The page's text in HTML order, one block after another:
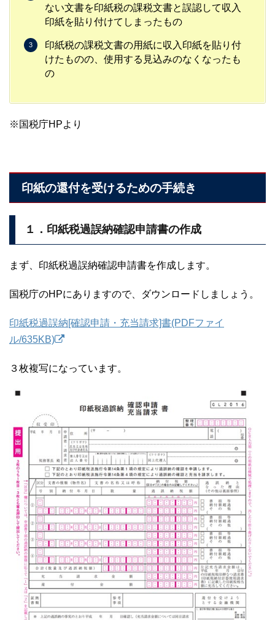
ない文書を印紙税の課税文書と誤認して収入
印紙を貼り付けてしまったもの
印紙税の課税文書の用紙に収入印紙を貼り付
けたものの、使用する見込みのなくなったも
の
※国税庁HPより
印紙の還付を受けるための手続き
１．印紙税過誤納確認申請書の作成
まず、印紙税過誤納確認申請書を作成します。
国税庁のHPにありますので、ダウンロードしましょう。
印紙税過誤納[確認申請・充当請求]書(PDFファイ
ル/635KB)
３枚複写になっています。